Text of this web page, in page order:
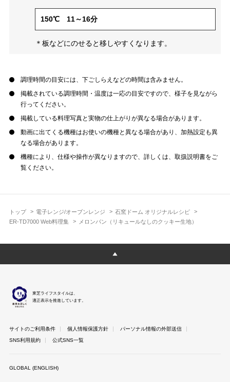
トップ 電子レンジ/オーブンレンジ
石窯ドーム オリジナルレシピ
ER-TD7000 Web料理集
メロンパン（リキュールなしのクッキー生地）
150℃ 11～16分
＊板などにのせると移しやすくなります。
調理時間の目安には、下ごしらえなどの時間は含みません。
掲載されている調理時間・温度は一応の目安ですので、様子を見ながら
行ってください。
掲載している料理写真と実物の仕上がりが異なる場合があります。
動画に出てくる機種はお使いの機種と異なる場合があり、加熱設定も異
なる場合があります。
機種により、仕様や操作が異なりますので、詳しくは、取扱説明書をご
覧ください。
東芝ライフスタイルは、
適正表示を推進しています。
サイトのご利用条件 個人情報保護方針
パーソナル情報の外部送信
SNS利用規約
公式SNS一覧
GLOBAL (ENGLISH)